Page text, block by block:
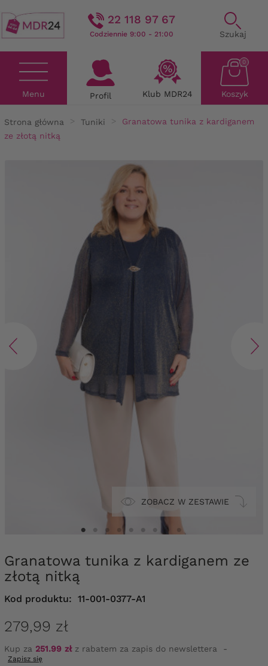
22 118 97 67
Codziennie 9:00 - 21:00 Szukaj
Menu Profil Klub MDR24 Koszyk
0
Strona główna Tuniki
Granatowa tunika z kardiganem
ze złotą nitką
ZOBACZ W ZESTAWIE
Granatowa tunika z kardiganem ze
złotą nitką
Kod produktu: 11-001-0377-A1
279,99 zł
Kup za 251.99 złz rabatem za zapis do newslettera -
Zapisz się